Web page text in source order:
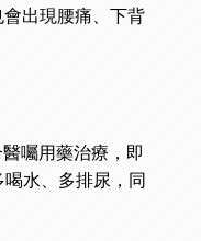
出現腰痛、下背
囑用藥治療，即
水、多排尿，同